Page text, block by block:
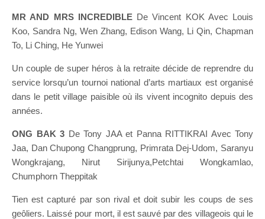
MR AND MRS INCREDIBLEDe Vincent KOK Avec Louis
Koo, Sandra Ng, Wen Zhang, Edison Wang, Li Qin, Chapman
To, Li Ching, He Yunwei
Un couple de super héros à la retraite décide de reprendre du
service lorsqu’un tournoi national d’arts martiaux est organisé
dans le petit village paisible où ils vivent incognito depuis des
années.
ONG BAK 3 De Tony JAA et Panna RITTIKRAI Avec Tony
Jaa, Dan Chupong Changprung, Primrata Dej-Udom, Saranyu
Wongkrajang, Nirut Sirijunya,Petchtai Wongkamlao,
Chumphorn Theppitak
Tien est capturé par son rival et doit subir les coups de ses
geôliers. Laissé pour mort, il est sauvé par des villageois qui le